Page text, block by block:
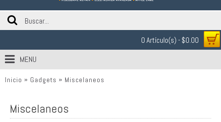
0 Artículo(s) - $0.00
MENU
Inicio Gadgets Miscelaneos
Miscelaneos